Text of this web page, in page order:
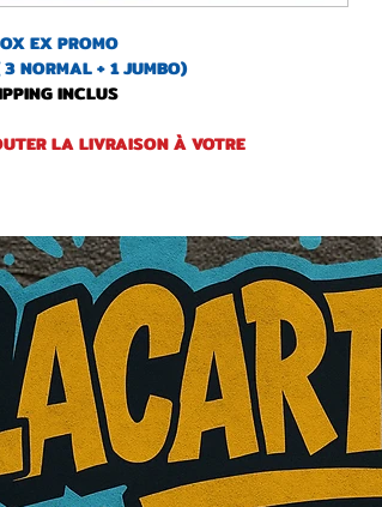
EX PROMO
NORMAL + 1 JUMBO)
INCLUS
LA LIVRAISON À VOTRE